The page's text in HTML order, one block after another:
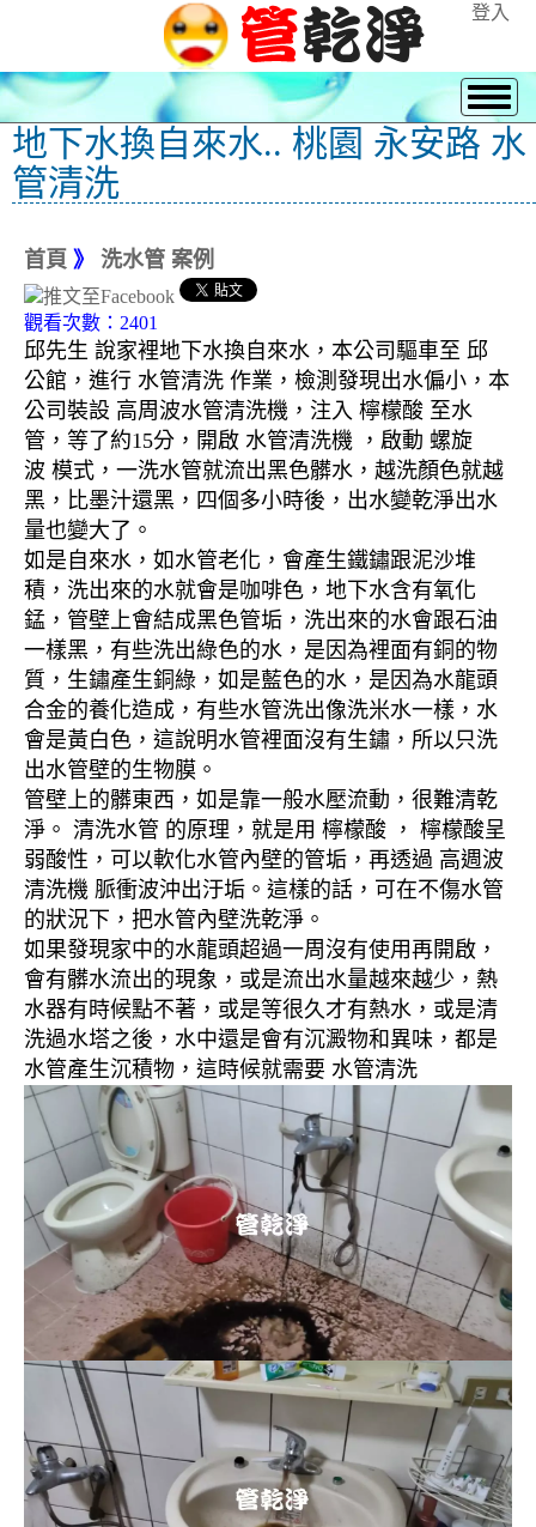
登入
地下水換自來水.. 桃園 永安路 水
管清洗
首頁 》 洗水管 案例
觀看次數：2401
邱先生 說家裡地下水換自來水，本公司驅車至 邱
公館，進行 水管清洗 作業，檢測發現出水偏小，本
公司裝設 高周波水管清洗機，注入 檸檬酸 至水
管，等了約15分，開啟 水管清洗機 ，啟動 螺旋
波 模式，一洗水管就流出黑色髒水，越洗顏色就越
黑，比墨汁還黑，四個多小時後，出水變乾淨出水
量也變大了。
如是自來水，如水管老化，會產生鐵鏽跟泥沙堆
積，洗出來的水就會是咖啡色，地下水含有氧化
錳，管壁上會結成黑色管垢，洗出來的水會跟石油
一樣黑，有些洗出綠色的水，是因為裡面有銅的物
質，生鏽產生銅綠，如是藍色的水，是因為水龍頭
合金的養化造成，有些水管洗出像洗米水一樣，水
會是黃白色，這說明水管裡面沒有生鏽，所以只洗
出水管壁的生物膜。
管壁上的髒東西，如是靠一般水壓流動，很難清乾
淨。 清洗水管 的原理，就是用 檸檬酸 ， 檸檬酸呈
弱酸性，可以軟化水管內壁的管垢，再透過 高週波
清洗機 脈衝波沖出汙垢。這樣的話，可在不傷水管
的狀況下，把水管內壁洗乾淨。
如果發現家中的水龍頭超過一周沒有使用再開啟，
會有髒水流出的現象，或是流出水量越來越少，熱
水器有時候點不著，或是等很久才有熱水，或是清
洗過水塔之後，水中還是會有沉澱物和異味，都是
水管產生沉積物，這時候就需要 水管清洗